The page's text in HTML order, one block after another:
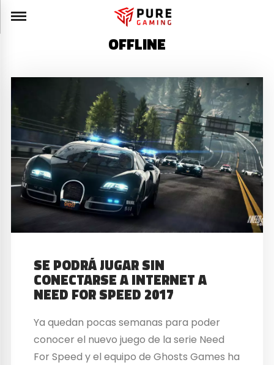
OFFLINE
SE PODRÁ JUGAR SIN
CONECTARSE A INTERNET A
NEED FOR SPEED 2017
Ya quedan pocas semanas para poder
conocer el nuevo juego de la serie Need
For Speed y el equipo de Ghosts Games ha